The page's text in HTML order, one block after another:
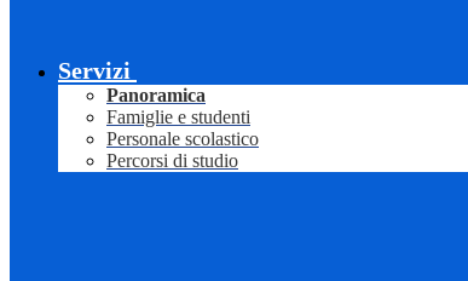
Servizi
Panoramica
Famiglie e studenti
Personale scolastico
Percorsi di studio